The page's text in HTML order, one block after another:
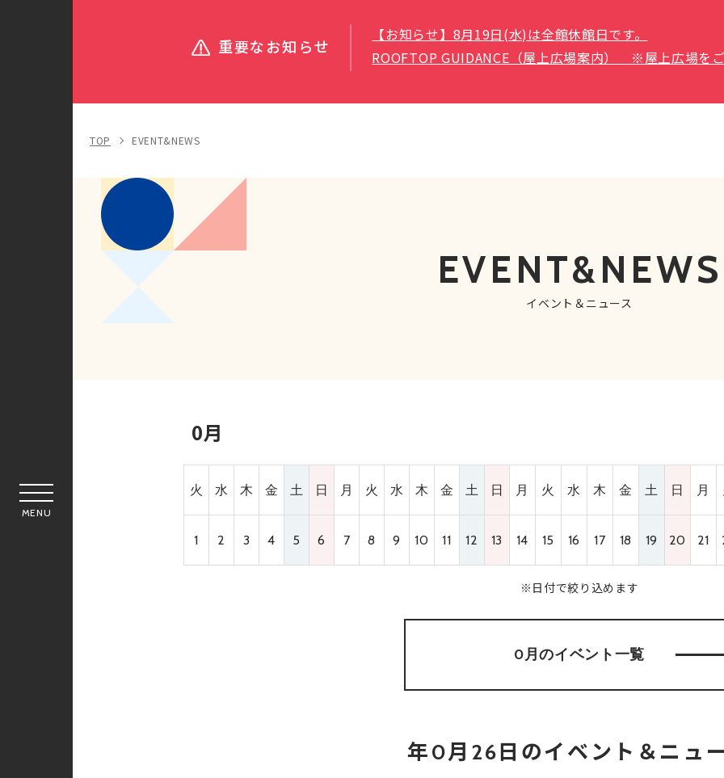
MENU
重要なお知らせ
【お知らせ】8月19日(水)は全館休館日です。
ROOFTOP GUIDANCE（屋上広場案内） ※屋上広場を
TOP EVENT&NEWS
EVENT&NEWS
イベント＆ニュース
0月
火 水 木 金 土 日 月 火 水 木 金 土 日 月 火 水 木 金 土 日 月
1 2 3 4 5 6 7 8 9 10 11 12 13 14 15 16 17 18 19 20 21
※日付で絞り込めます
0月のイベント一覧
年0月26日のイベント＆ニュ